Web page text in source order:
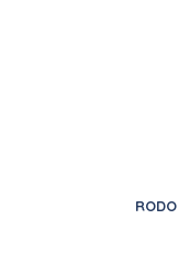
RODO